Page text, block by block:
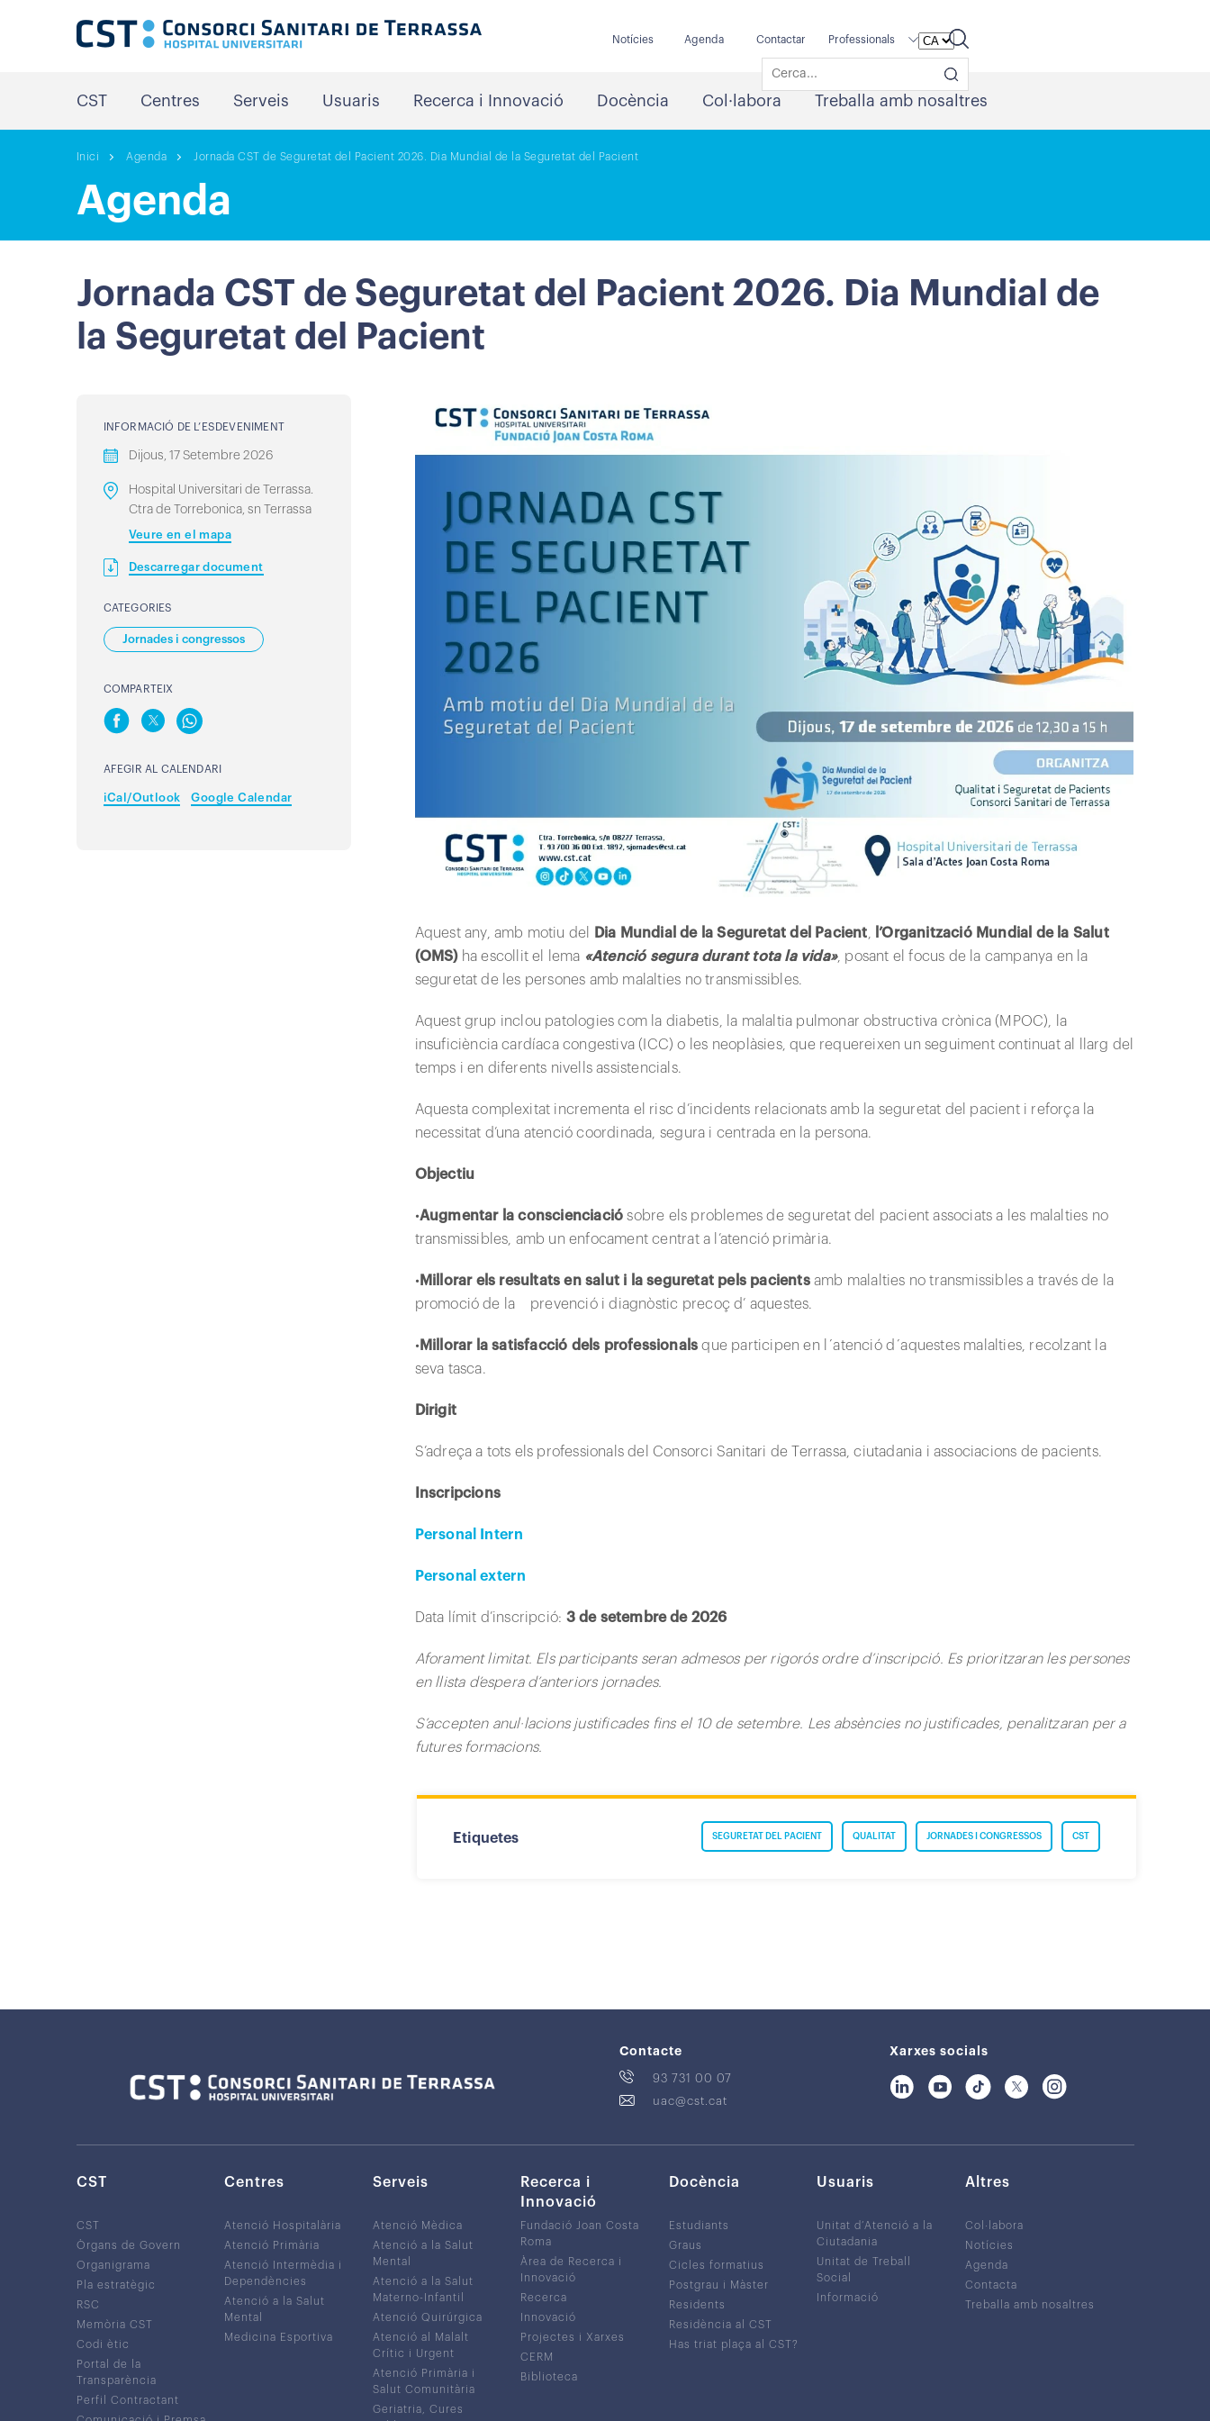
Notícies Agenda Contactar Professionals
CST Centres Serveis Usuaris Recerca i Innovació Docència Col·labora Treballa amb nosaltres
Inici Agenda Jornada CST de Seguretat del Pacient 2026. Dia Mundial de la Seguretat del Pacient
Agenda
Jornada CST de Seguretat del Pacient 2026. Dia Mundial de
la Seguretat del Pacient
INFORMACIÓ DE L’ESDEVENIMENT
Dijous, 17 Setembre 2026
Hospital Universitari de Terrassa.
Ctra de Torrebonica, sn Terrassa
Veure en el mapa
Descarregar document
CATEGORIES
Jornades i congressos
COMPARTEIX
AFEGIR AL CALENDARI
iCal/Outlook Google Calendar
Aquest any, amb motiu del Dia Mundial de la Seguretat del Pacient
l’Organització Mundial de la Salut
(OMS) ha escollit el lema «Atenció segura durant tota la vida», posant el focus de la campanya en la
seguretat de les persones amb malalties no transmissibles.
Aquest grup inclou patologies com la diabetis, la malaltia pulmonar obstructiva crònica (MPOC), la
insuficiència cardíaca congestiva (ICC) o les neoplàsies, que requereixen un seguiment continuat al llarg del
temps i en diferents nivells assistencials.
Aquesta complexitat incrementa el risc d’incidents relacionats amb la seguretat del pacient i reforça la
necessitat d’una atenció coordinada, segura i centrada en la persona.
Objectiu
•Augmentar la conscienciaciósobre els problemes de seguretat del pacient associats a les malalties no
transmissibles, amb un enfocament centrat a l’atenció primària.
• Millorar els resultats en salut i la seguretat pels pacients amb malalties no transmissibles a través de la
promoció de la prevenció i diagnòstic precoç d’ aquestes.
• Millorar la satisfacció dels professionalsque participen en l´atenció d´aquestes malalties, recolzant la
seva tasca.
Dirigit
S’adreça a tots els professionals del Consorci Sanitari de Terrassa, ciutadania i associacions de pacients.
Inscripcions
Personal Intern
Personal extern
Data límit d’inscripció: 3 de setembre de 2026
Aforament limitat. Els participants seran admesos per rigorós ordre d’inscripció. Es prioritzaran les persones
en llista d’espera d’anteriors jornades.
S’accepten anul·lacions justificades fins el 10 de setembre. Les absències no justificades, penalitzaran per a
futures formacions.
Etiquetes CST
JORNADES I CONGRESSOS
QUALITAT
SEGURETAT DEL PACIENT
Contacte
93 731 00 07
uac@cst.cat
Xarxes socials
CST
CST
Òrgans de Govern
Organigrama
Pla estratègic
RSC
Memòria CST
Codi ètic
Portal de la
Transparència
Perfil Contractant
Centres
Atenció Hospitalària
Atenció Primària
Atenció Intermèdia i
Dependències
Atenció a la Salut
Mental
Medicina Esportiva
Serveis
Atenció Mèdica
Atenció a la Salut
Mental
Atenció a la Salut
Materno-Infantil
Atenció Quirúrgica
Atenció al Malalt
Crític i Urgent
Atenció Primària i
Salut Comunitària
Geriatria, Cures
Recerca i
Innovació
Fundació Joan Costa
Roma
Àrea de Recerca i
Innovació
Recerca
Innovació
Projectes i Xarxes
CERM
Biblioteca
Docència
Estudiants
Graus
Cicles formatius
Postgrau i Màster
Residents
Residència al CST
Has triat plaça al CST?
Usuaris
Unitat d’Atenció a la
Ciutadania
Unitat de Treball
Social
Informació
Altres
Col·labora
Notícies
Agenda
Contacta
Treballa amb nosaltres